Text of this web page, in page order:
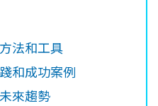
法和工具
和成功案例
來趨勢